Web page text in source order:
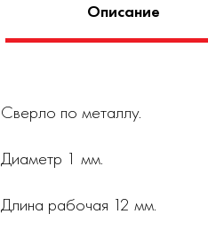
Описание
Сверло по металлу.
Диаметр 1 мм.
Длина рабочая 12 мм.